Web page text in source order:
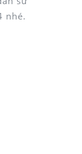
nhé.